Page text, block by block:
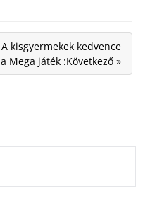
A kisgyermekek kedvence
a Mega játék :Következő »